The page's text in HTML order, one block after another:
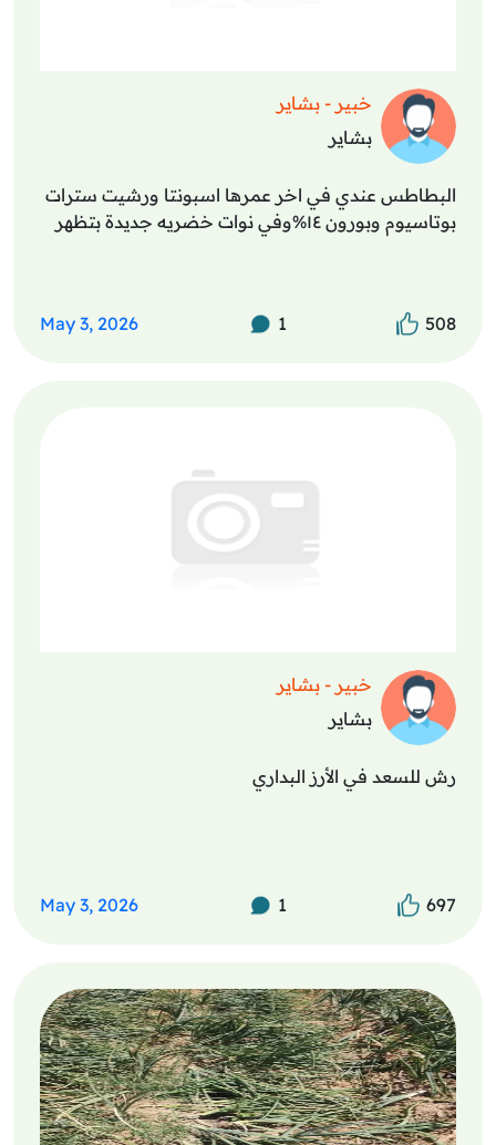
خبير - بشاير
بشاير
البطاطس عندي في اخر عمرها اسبونتا ورشيت سترات
بوتاسيوم وبورون ١٤%وفي نوات خضريه جديدة بتظهر
508
1
May 3, 2026
خبير - بشاير
بشاير
رش للسعد في الأرز البداري
697
1
May 3, 2026